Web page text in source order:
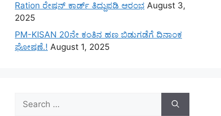
Ration ರೇಷನ್ ಕಾರ್ಡ್ ತಿದ್ದುಪಡಿ ಆರಂಭ August 3,
2025
PM-KISAN 20ನೇ ಕಂತಿನ ಹಣ ಬಿಡುಗಡೆಗೆ ದಿನಾಂಕ
ಘೋಷಣೆ.! August 1, 2025
for: